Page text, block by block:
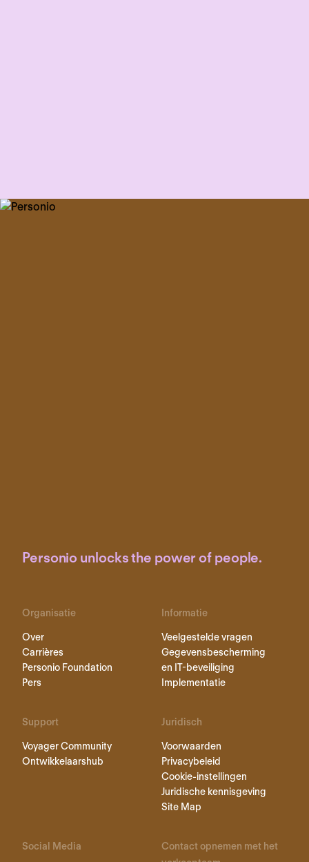
Personio unlocks the power of people.
Organisatie
Over
Carrières
Personio Foundation
Pers
Informatie
Veelgestelde vragen
Gegevensbescherming
en IT-beveiliging
Implementatie
Support
Voyager Community
Ontwikkelaarshub
Juridisch
Voorwaarden
Privacybeleid
Cookie-instellingen
Juridische kennisgeving
Site Map
Social Media
Contact opnemen met het